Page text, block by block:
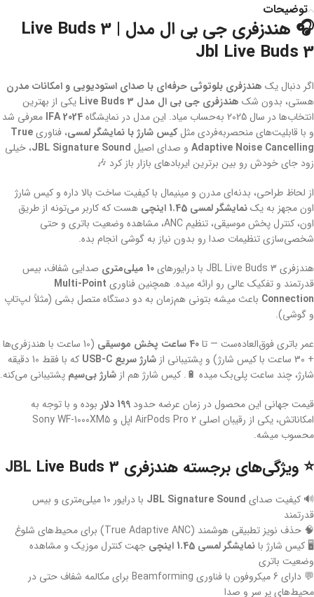
توضیحات
🎧 هندزفری جی بی ال مدل Live Buds 3 |
Jbl Live Buds 3
اگر دنبال یک هندزفری بلوتوثی حرفه‌ای با صدای استودیویی و امکانات مدرن
هستی، بدون شک هندزفری جی بی ال مدل Live Buds 3
یکی از بهترین
انتخاب‌ها در سال 2025 به‌حساب میاد. این مدل در نمایشگاه
IFA 2024 معرفی شد
و با قابلیت‌های منحصربه‌فردی مثل کیس شارژ با نمایشگر لمسی، فناوریTrue
Adaptive Noise Cancelling و صدای اصیل JBL Signature Sound، خیلی
زود جای خودش رو بین برترین ایربادهای بازار باز کرد 🎶
از لحاظ طراحی، بدنه‌ای مدرن و مینیمال با کیفیت ساخت بالا داره و کیس شارژ
اون مجهز به یکنمایشگر لمسی 1.45 اینچی
هست که کاربر می‌تونه از طریق
اون، کنترل پخش موسیقی، تنظیم ANC، مشاهده وضعیت باتری و حتی
شخصی‌سازی تنظیمات صدا رو بدون نیاز به گوشی انجام بده.
هندزفری JBL Live Buds 3 با درایورهای
10 میلی‌متری
صدایی شفاف، بیس
قدرتمند و تفکیک عالی رو ارائه میده. همچنین فناوری Multi-Point
Connection باعث میشه بتونی هم‌زمان به دو دستگاه متصل بشی (مثلاً لپ‌تاپ
و گوشی).
عمر باتری فوق‌العاده‌ست — تا40 ساعت پخش موسیقی
(10 ساعت با هندزفری‌ها
+ 30 ساعت با کیس شارژ) و پشتیبانی از
شارژ سریع USB-C
که با فقط 10 دقیقه
شارژ، چند ساعت پلی‌بک میده 🔋. کیس شارژ هم از شارژ بی‌سیم پشتیبانی می‌کنه.
قیمت جهانی این محصول در زمان عرضه حدود 199 دلار
بوده و با توجه به
امکاناتش، یکی از رقیبان اصلی AirPods Pro 2 اپل و Sony WF-1000XM5
محسوب میشه.
⭐ ویژگی‌های برجسته هندزفری JBL Live Buds 3
🔊 کیفیت صدای JBL Signature Sound
با درایور 10 میلی‌متری و بیس
قدرتمند
🧠 حذف نویز تطبیقی هوشمند (True Adaptive ANC) برای محیط‌های شلوغ
🖥️ کیس شارژ بانمایشگر لمسی 1.45 اینچی
جهت کنترل موزیک و مشاهده
وضعیت باتری
💬 دارای 6 میکروفون با فناوری Beamforming برای مکالمه شفاف حتی در
محیط‌های پر سر و صدا